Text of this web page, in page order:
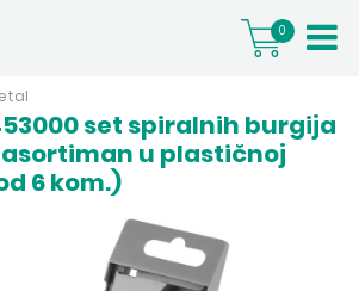
0
set spiralnih burgija
asortiman u plastičnoj
6 kom.)